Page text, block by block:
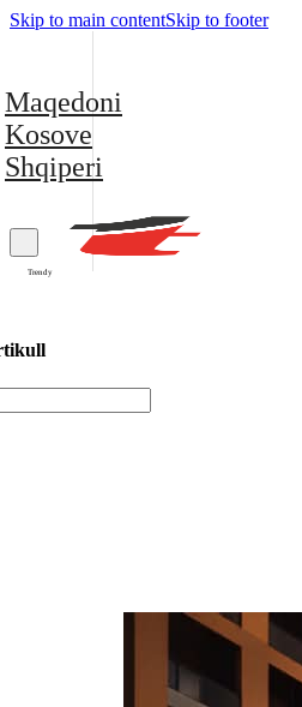
Skip to main contentSkip to footer
Maqedoni
Kosove
Shqiperi
Trendy